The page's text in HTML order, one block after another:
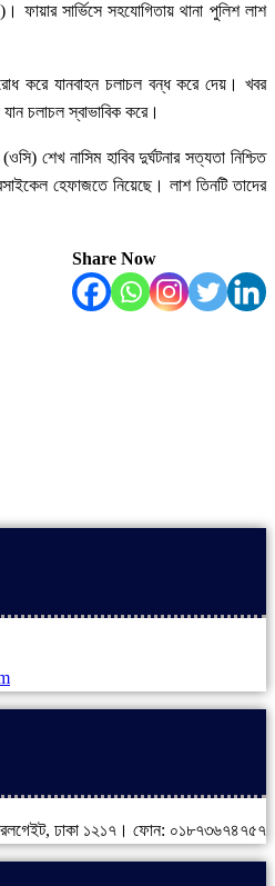
সার্ভিসে সহযোগিতায় থানা পুলিশ লাশ
করে যানবাহন চলাচল বন্ধ করে দেয়। খবর
চলাচল স্বাভাবিক করে।
শেখ নাসিম হাবিব দুর্ঘটনার সত্যতা নিশ্চিত
হেফাজতে নিয়েছে। লাশ তিনটি তাদের
Share Now
রেলগেইট, ঢাকা ১২১৭। ফোন: ০১৮৭৩৬৭৪৭৫৭